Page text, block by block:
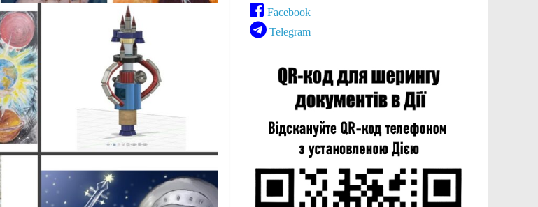
Facebook
Telegram